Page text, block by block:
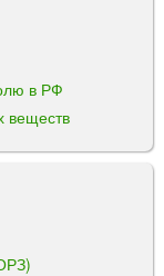
в РФ
веществ